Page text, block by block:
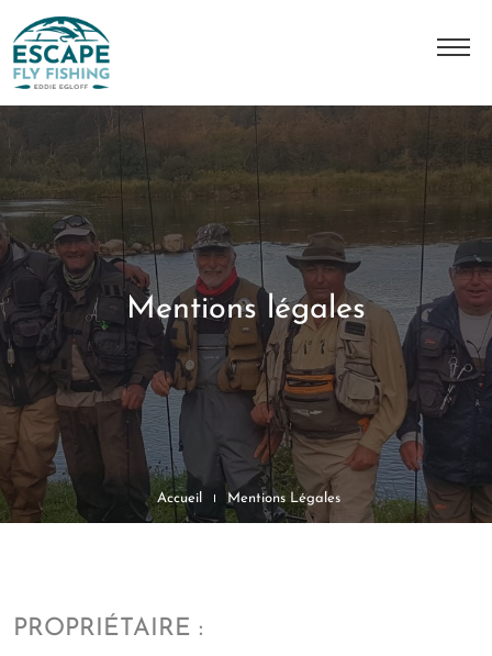
Master Class JMC
Nos destinations
Nos séjours
Contact
Mentions légales
Accueil Mentions Légales
PROPRIÉTAIRE :